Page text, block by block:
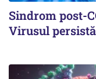
Sindrom post-
Virusul